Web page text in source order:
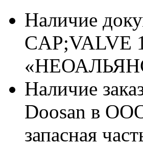
Наличие
CAP;VALVE
Наличие
Doosan в
запасная